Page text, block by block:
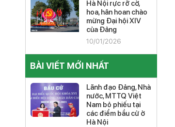
Hà Nội rực rỡ cờ,
hoa, hân hoan chào
mừng Đại hội XIV
của Đảng
10/01/2026
BÀI VIẾT MỚI NHẤT
Lãnh đạo Đảng, Nhà
nước, MTTQ Việt
Nam bỏ phiếu tại
các điểm bầu cử ở
Hà Nội